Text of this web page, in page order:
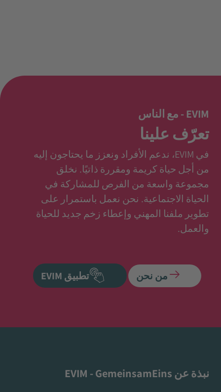
EVIM - مع الناس
تعرّف علينا
في EVIM، ندعم الأفراد ونعزز ما يحتاجون إليه
من أجل حياة كريمة ومقررة ذاتيًا. نخلق
مجموعة واسعة من الفرص للمشاركة في
الحياة الاجتماعية. نحن نعمل باستمرار على
تطوير ملفنا المهني وإعطاء زخم جديد للحياة
والعمل.
من نحن تطبيق EVIM
نبذة عن EVIM - GemeinsamEins